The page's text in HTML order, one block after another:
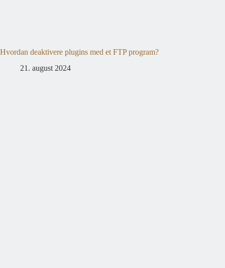
Hvordan deaktivere plugins med et FTP program?
21. august 2024